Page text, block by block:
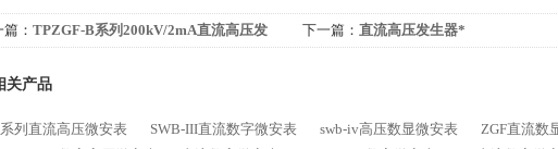
： TPZGF-B系列200kV/2mA直流高压发
下一篇： 直流高压发生器*
关产品
列直流高压微安表 SWB-III直流数字微安表 swb-iv高压数显微安表 ZGF直流数